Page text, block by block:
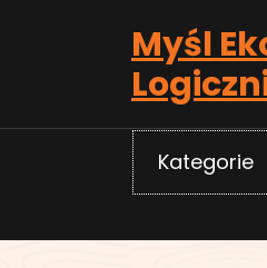
Myśl
Kategorie